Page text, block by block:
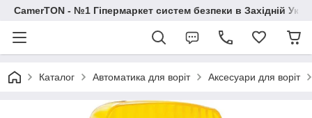
CamerTON - №1 Гіпермаркет систем безпеки в Західній
Каталог Автоматика для воріт Аксесуари для воріт